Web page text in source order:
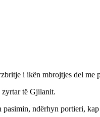
i ikën mbrojtjes del me
zyrtar të Gjilanit.
pasimin, ndërhyn portieri,